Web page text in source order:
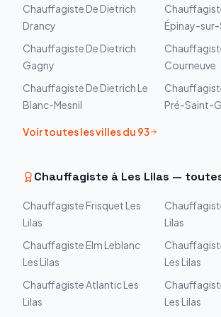
Chauffagiste De Dietrich
Drancy
Épinay-sur-
Chauffagiste De Dietrich
Gagny
Courneuve
Chauffagiste De Dietrich Le
Blanc-Mesnil
Pré-Saint-
Voir toutes les villes du 93
Chauffagiste à Les Lilas —
Chauffagiste Frisquet Les
Lilas
Lilas
Chauffagiste Elm Leblanc
Les Lilas
Les Lilas
ChauffagisteAtlanticLes
Lilas
Les Lilas